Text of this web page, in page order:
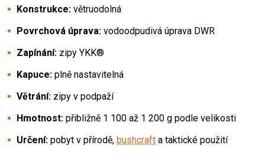
Konstrukce: větruodolná
Povrchová úprava: vodoodpudivá úprava DWR
Zapínání: zipy YKK®
Kapuce: plně nastavitelná
Větrání: zipy v podpaží
Hmotnost: přibližně 1 100 až 1 200 g podle velikosti
Určení: pobyt v přírodě, bushcraft a taktické použití